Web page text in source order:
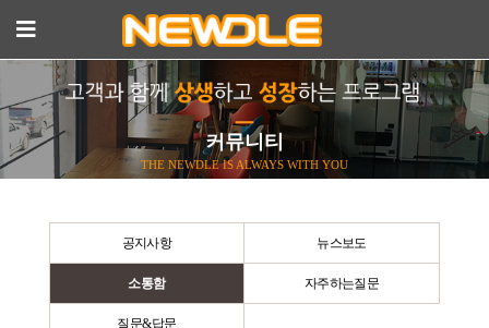
커뮤니티
THE NEWDLE IS ALWAYS WITH YOU
공지사항 뉴스보도
소통함 자주하는질문
질문&답문